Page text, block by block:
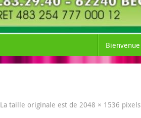
Bienvenue
La taille originale est de2048 × 1536 pixels